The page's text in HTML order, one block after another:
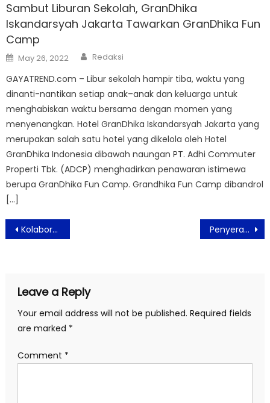
Sambut Liburan Sekolah, GranDhika
Iskandarsyah Jakarta Tawarkan GranDhika Fun
Camp
Posted
on
May 26, 2022 Author
Redaksi
GAYATREND.com – Libur sekolah hampir tiba, waktu yang
dinanti-nantikan setiap anak–anak dan keluarga untuk
menghabiskan waktu bersama dengan momen yang
menyenangkan. Hotel GranDhika Iskandarsyah Jakarta yang
merupakan salah satu hotel yang dikelola oleh Hotel
GranDhika Indonesia dibawah naungan PT. Adhi Commuter
Properti Tbk. (ADCP) menghadirkan penawaran istimewa
berupa GranDhika Fun Camp. Grandhika Fun Camp dibandrol
[…]
Post
navigation
Kolaborasi Selebritis, Artist Inc. Luncurkan Rejuven-8 Night Cream di Beauty Fest Asia 2025 Penyerahan Hewan Kurban Idul Adha 1446 H Oleh Pimpinan Fraser Residence Sudirman, Jakarta
Leave a Reply
Your email address will not be published. Required fields
are marked *
Comment *